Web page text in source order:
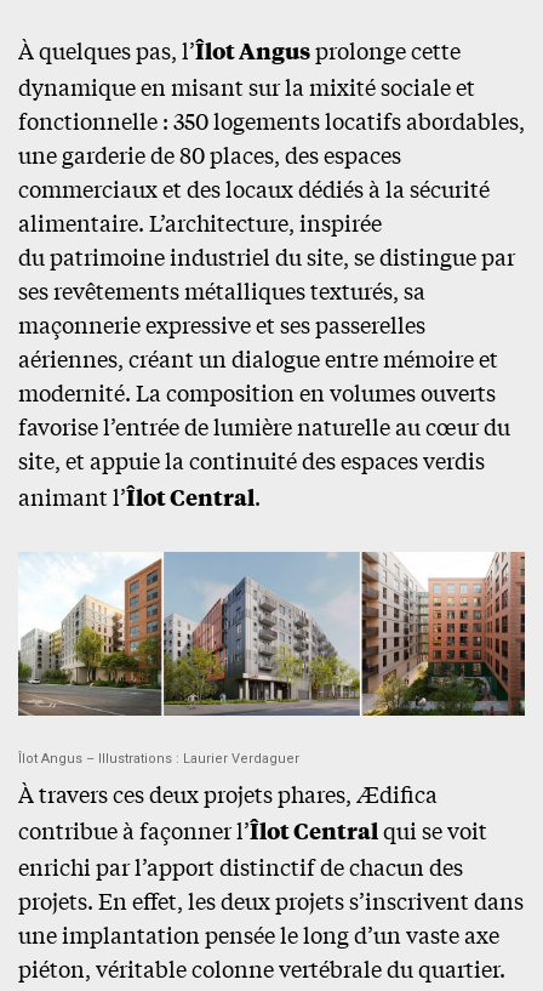
À quelques pas, l’Îlot Angusprolonge cette
dynamique en misant sur la mixité sociale et
fonctionnelle : 350 logements locatifs abordables,
une garderie de 80 places, des espaces
commerciaux et des locaux dédiés à la sécurité
alimentaire. L’architecture, inspirée
du patrimoine industriel du site, se distingue par
ses revêtements métalliques texturés, sa
maçonnerie expressive et ses passerelles
aériennes, créant un dialogue entre mémoire et
modernité. La composition en volumes ouverts
favorise l’entrée de lumière naturelle au cœur du
site, et appuie la continuité des espaces verdis
animant l’Îlot Central.
Îlot Angus – Illustrations : Laurier Verdaguer
À travers ces deux projets phares, Ædifica
contribue à façonner l’Îlot Centralqui se voit
enrichi par l’apport distinctif de chacun des
projets. En effet, les deux projets s’inscrivent dans
une implantation pensée le long d’un vaste axe
piéton, véritable colonne vertébrale du quartier.